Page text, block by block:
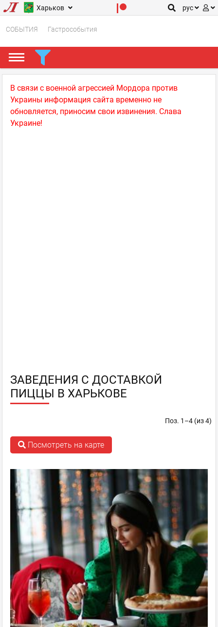
Харьков рус
СОБЫТИЯ Гастрособытия
В связи с военной агрессией Мордора против
Украины информация сайта временно не
обновляется, приносим свои извинения. Слава
Украине!
ЗАВЕДЕНИЯ С ДОСТАВКОЙ
ПИЦЦЫ В ХАРЬКОВЕ
Поз. 1–4 (из 4)
Посмотреть на карте